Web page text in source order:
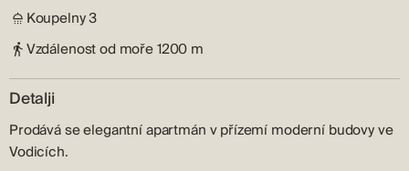
Koupelny3
Vzdálenost od moře1200 m
Detalji
Prodává se elegantní apartmán v přízemí moderní budovy ve
Vodicích.